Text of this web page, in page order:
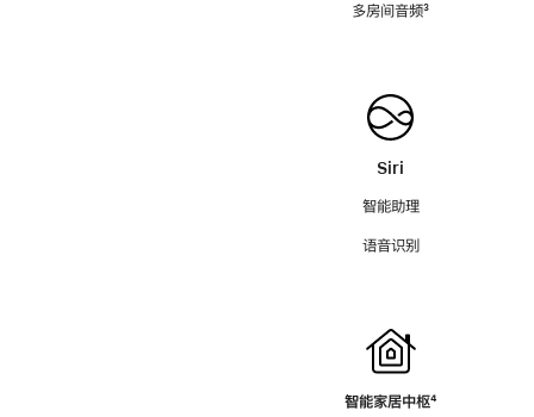
多房间音频脚
³
Siri
智能助理
语音识别
智能家居中枢脚
⁴